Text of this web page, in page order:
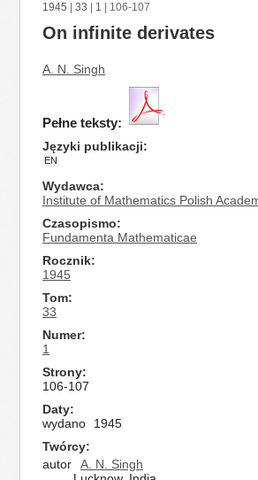
1945 33 1 | 106-107
On infinite derivates
A. N. Singh
Pełne teksty:
Języki publikacji
EN
Wydawca
Institute of Mathematics Polish
Czasopismo
Fundamenta Mathematicae
Rocznik
1945
Tom
33
Numer
1
Strony
106-107
Daty
wydano
1945
Twórcy
autor
A. N. Singh